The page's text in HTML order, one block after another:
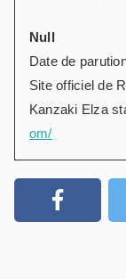
Null
Date de
Site officiel de
Kanzaki Elza
om/